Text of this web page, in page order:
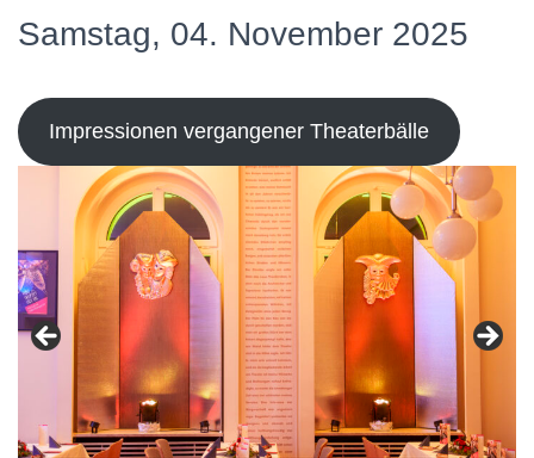
Samstag, 04. November 2025
Impressionen vergangener Theaterbälle